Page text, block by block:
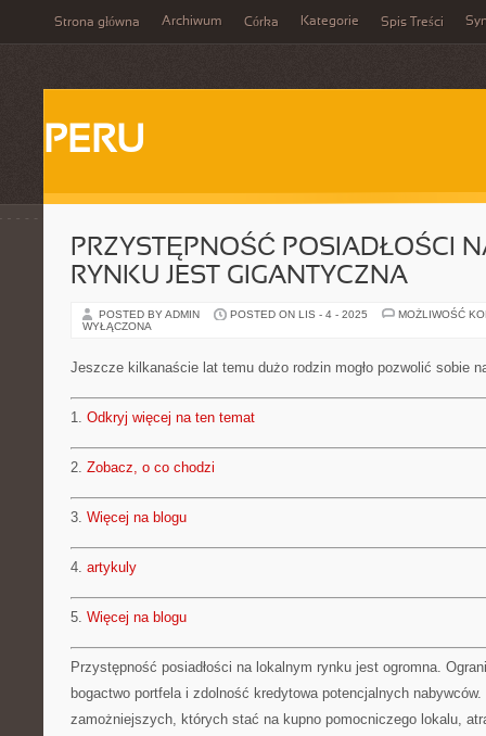
Strona główna Archiwum Córka Kategorie Spis Treści
PERU
PRZYSTĘPNOŚĆ POSIADŁOŚCI
RYNKU JEST GIGANTYCZNA
POSTED BY ADMIN POSTED ON LIS - 4 - 2025
MOŻLIWOŚĆ
WYŁĄCZONA
Jeszcze kilkanaście lat temu dużo rodzin mogło pozwolić sobie
1. Odkryj więcej na ten temat
2. Zobacz, o co chodzi
3. Więcej na blogu
4. artykuly
5. Więcej na blogu
Przystępność posiadłości na lokalnym rynku jest ogromna.
bogactwo portfela i zdolność kredytowa potencjalnych
zamożniejszych, których stać na kupno pomocniczego lokalu,